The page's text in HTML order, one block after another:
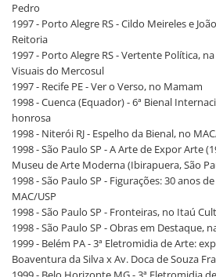
Pedro
1997 - Porto Alegre RS - Cildo Meireles e
Reitoria
1997 - Porto Alegre RS - Vertente Política,
Visuais do Mercosul
1997 - Recife PE - Ver o Verso, no Mamam
1998 - Cuenca (Equador) - 6ª Bienal
honrosa
1998 - Niterói RJ - Espelho da Bienal, no
1998 - São Paulo SP - A Arte de Expor Arte
Museu de Arte Moderna (Ibirapuera, São
1998 - São Paulo SP - Figurações: 30 anos
MAC/USP
1998 - São Paulo SP - Fronteiras, no Itaú
1998 - São Paulo SP - Obras em Destaque,
1999 - Belém PA - 3ª Eletromidia de Arte:
Boaventura da Silva x Av. Doca de Souza